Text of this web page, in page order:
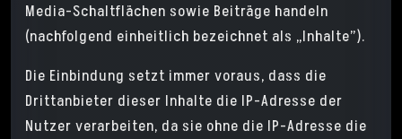
Media-Schaltflächen sowie Beiträge handeln
(nachfolgend einheitlich bezeichnet als „Inhalte”).
Die Einbindung setzt immer voraus, dass die
Drittanbieter dieser Inhalte die IP-Adresse der
Nutzer verarbeiten, da sie ohne die IP-Adresse die